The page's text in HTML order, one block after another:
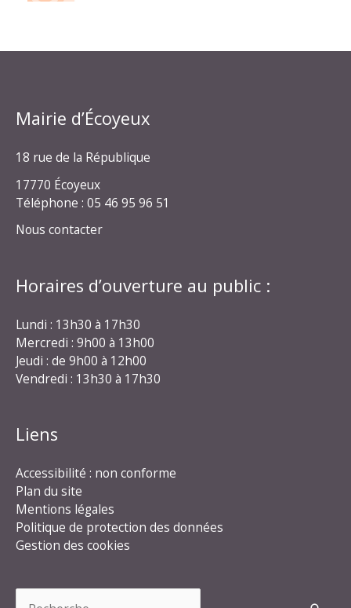
Mairie d’Écoyeux
18 rue de la République
17770 Écoyeux
Téléphone : 05 46 95 96 51
Nous contacter
Horaires d’ouverture au public :
Lundi : 13h30 à 17h30
Mercredi : 9h00 à 13h00
Jeudi : de 9h00 à 12h00
Vendredi : 13h30 à 17h30
Liens
Accessibilité : non conforme
Plan du site
Mentions légales
Politique de protection des données
Gestion des cookies